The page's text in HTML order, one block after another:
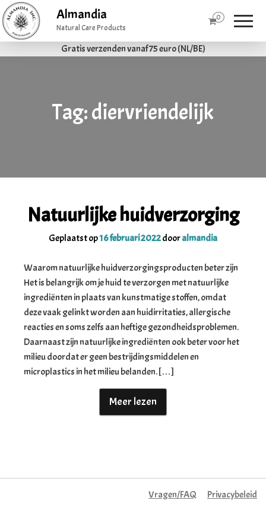
Gratis verzenden vanaf 75 euro (NL/BE)
Almandia
Natural Care Products
0
Tag:diervriendelijk
Natuurlijke huidverzorging
Geplaatst op16 februari 2022dooralmandia
Waarom natuurlijke huidverzorgingsproducten beter zijn
Het is belangrijk om je huid te verzorgen met natuurlijke
ingrediënten in plaats van kunstmatige stoffen, omdat
deze vaak gelinkt worden aan huidirritaties, allergische
reacties en soms zelfs aan heftige gezondheidsproblemen.
Daarnaast zijn natuurlijke ingrediënten ook beter voor het
milieu doordat er geen bestrijdingsmiddelen en
microplastics in het milieu belanden. […]
Meer lezen
Vragen/FAQ Privacybeleid